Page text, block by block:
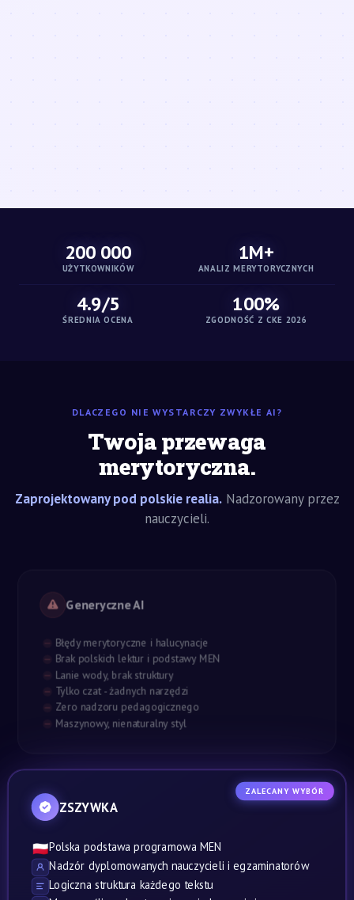
200 000
UŻYTKOWNIKÓW
1M+
ANALIZ MERYTORYCZNYCH
4.9/5
ŚREDNIA OCENA
100%
ZGODNOŚĆ Z CKE 2026
DLACZEGO NIE WYSTARCZY ZWYKŁE AI?
Twoja przewaga
merytoryczna.
Zaprojektowany pod polskie realia.Nadzorowany przez
nauczycieli.
Generyczne AI
Błędy merytoryczne i halucynacje
Brak polskich lektur i podstawy MEN
Lanie wody, brak struktury
Tylko czat - żadnych narzędzi
Zero nadzoru pedagogicznego
Maszynowy, nienaturalny styl
ZALECANY WYBÓR
ZSZYWKA
🇵🇱Polska podstawa programowa MEN
Nadzór dyplomowanych nauczycieli i egzaminatorów
Logiczna struktura każdego tekstu